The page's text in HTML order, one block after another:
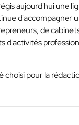
aujourd'hui une
d'accompagner
de
d'activités
choisi pour la